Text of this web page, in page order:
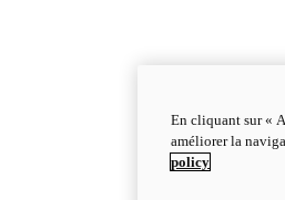
En cliquant sur «
améliorer la
policy